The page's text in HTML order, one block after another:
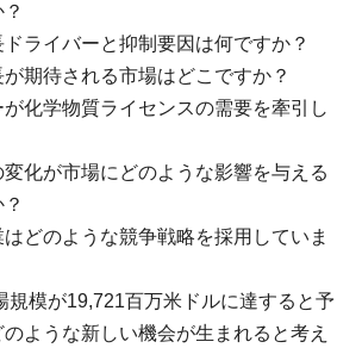
ライバーと抑制要因は何ですか？
期待される市場はどこですか？
化学物質ライセンスの需要を牽引し
化が市場にどのような影響を与える
どのような競争戦略を採用していま
規模が19,721百万米ドルに達すると予
ような新しい機会が生まれると考え